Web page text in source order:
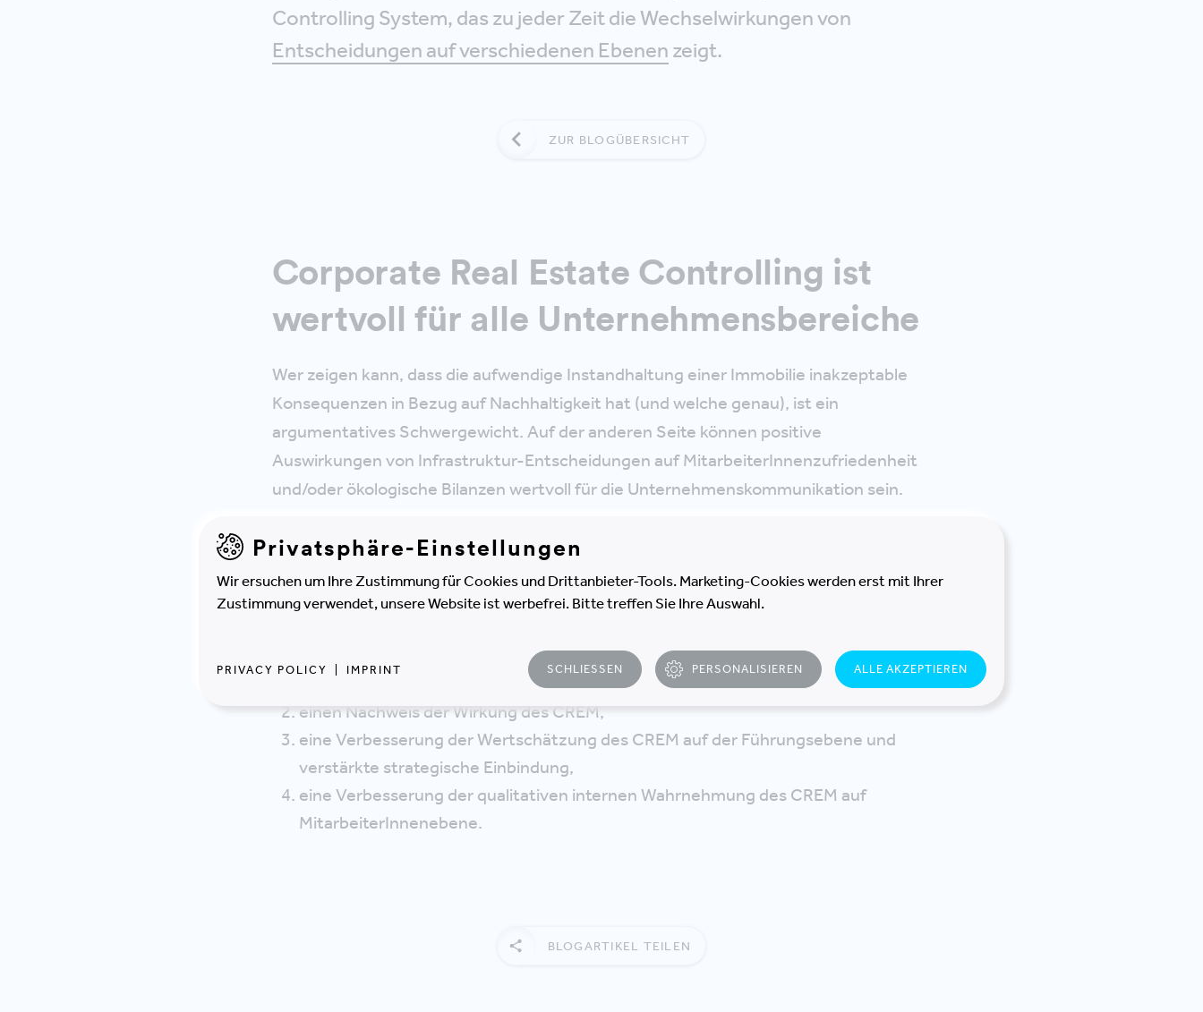
Controlling System, das zu jeder Zeit die Wechselwirkungen von
Entscheidungen auf verschiedenen Ebenen zeigt.
ZUR BLOGÜBERSICHT
Corporate Real Estate Controlling ist
wertvoll für alle Unternehmensbereiche
Wer zeigen kann, dass die aufwendige Instandhaltung einer Immobilie inakzeptable
Konsequenzen in Bezug auf Nachhaltigkeit hat (und welche genau), ist ein
argumentatives Schwergewicht. Auf der anderen Seite können positive
Auswirkungen von Infrastruktur-Entscheidungen auf MitarbeiterInnenzufriedenheit
und/oder ökologische Bilanzen wertvoll für die Unternehmenskommunikation sein.
Steuerung von Immobilien und ihrem Betrieb ist kein Selbstzweck. Ein durchdachtes,
funktionierendes und dynamisches Corporate Real Estate Controlling System
ermöglicht:
einen Nachweis des Wertbeitrags des Corporate Real Estate Managements
einen Nachweis der Wirkung des CREM,
eine Verbesserung der Wertschätzung des CREM auf der Führungsebene und
verstärkte strategische Einbindung,
eine Verbesserung der qualitativen internen Wahrnehmung des CREM auf
MitarbeiterInnenebene.
BLOGARTIKEL TEILEN
Privatsphäre-Einstellungen
Wir ersuchen um Ihre Zustimmung für Cookies und Drittanbieter-Tools. Marketing-Cookies werden erst mit Ihrer
Zustimmung verwendet, unsere Website ist werbefrei. Bitte treffen Sie Ihre Auswahl.
PRIVACY POLICY IMPRINT SCHLIESSEN PERSONALISIEREN ALLE AKZEPTIEREN